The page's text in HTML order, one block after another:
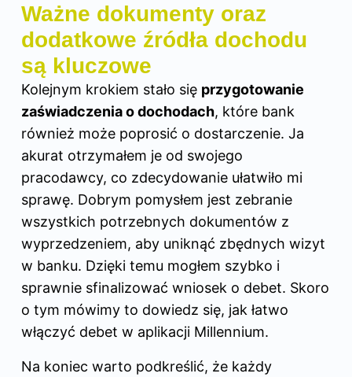
Ważne dokumenty oraz
dodatkowe źródła dochodu
są kluczowe
Kolejnym krokiem stało się przygotowanie
zaświadczenia o dochodach, które bank
również może poprosić o dostarczenie. Ja
akurat otrzymałem je od swojego
pracodawcy, co zdecydowanie ułatwiło mi
sprawę. Dobrym pomysłem jest zebranie
wszystkich potrzebnych dokumentów z
wyprzedzeniem, aby uniknąć zbędnych wizyt
w banku. Dzięki temu mogłem szybko i
sprawnie sfinalizować wniosek o debet. Skoro
o tym mówimy to dowiedz się, jak łatwo
włączyć debet w aplikacji Millennium.
Na koniec warto podkreślić, że każdy